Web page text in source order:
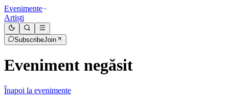
Evenimente
Artiști
SubscribeJoin
Eveniment negăsit
Înapoi la evenimente